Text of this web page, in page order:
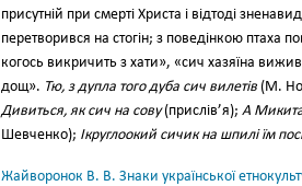
присутній при смерті Христа і відтоді
перетворився на стогін; з поведінкою птаха
когось викричить з хати», «сич хазяїна
дощ». Тю, з дупла того дуба сич вилетів (М.
Дивиться, як сич на сову(прислів’я); А
Шевченко); Ікруглоокий сичик на шпилі їм
Жайворонок В. В. Знаки української